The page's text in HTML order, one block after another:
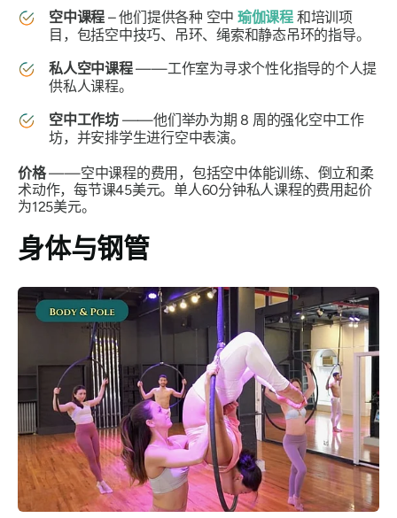
空中课程 – 他们提供各种 空中 瑜伽课程 和培训项
目，包括空中技巧、吊环、绳索和静态吊环的指导。
私人空中课程——工作室为寻求个性化指导的个人提
供私人课程。
空中工作坊——他们举办为期 8 周的强化空中工作
坊，并安排学生进行空中表演。
价格——空中课程的费用，包括空中体能训练、倒立和柔
术动作，每节课45美元。单人60分钟私人课程的费用起价
为125美元。
身体与钢管